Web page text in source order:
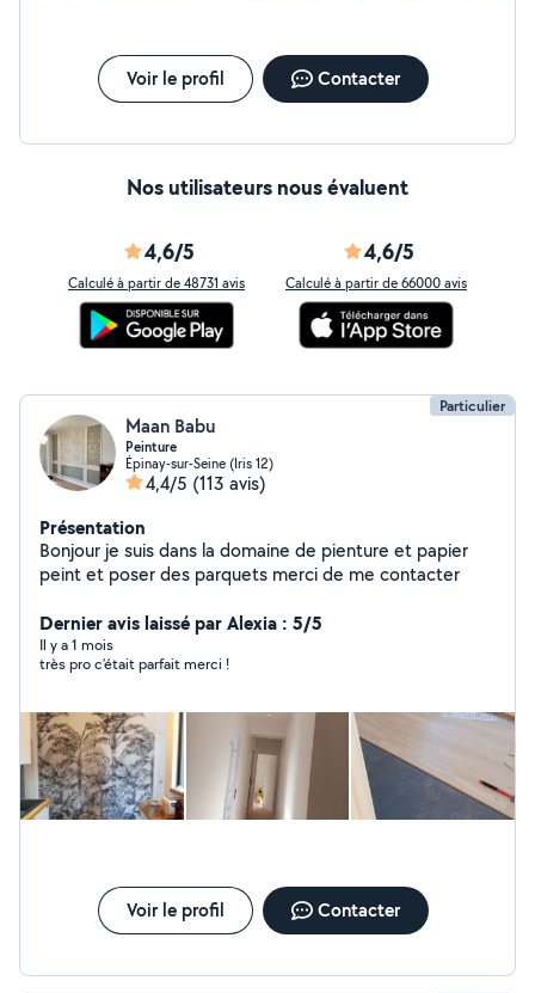
Voir le profil Contacter
Nos utilisateurs nous évaluent
4,6/5
Calculé à partir de 48731 avis
4,6/5
Calculé à partir de 66000 avis
Particulier
Maan Babu
Peinture
Épinay-sur-Seine (Iris 12)
4,4/5 (113 avis)
Présentation
Bonjour je suis dans la domaine de pienture et papier
peint et poser des parquets merci de me contacter
Dernier avis laissé par Alexia : 5/5
Il y a 1 mois
très pro c’était parfait merci !
Voir le profil Contacter